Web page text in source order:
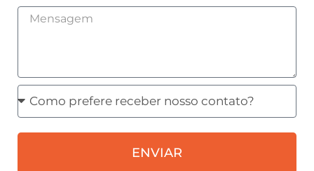
Mensagem
Como
prefere
receber
ENVIAR